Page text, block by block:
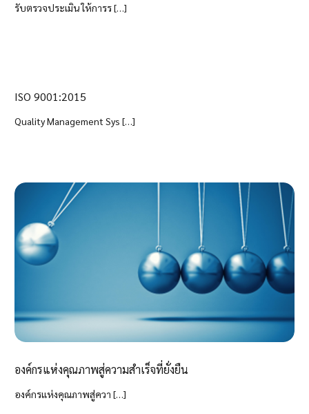
รับตรวจประเมิน ให้การร […]
ISO 9001:2015
Quality Management Sys […]
องค์กรแห่งคุณภาพสู่ความสำเร็จที่ยั่งยืน
องค์กรแห่งคุณภาพสู่ควา […]